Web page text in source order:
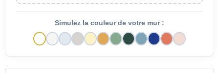
Simulez la couleur de votre mur :